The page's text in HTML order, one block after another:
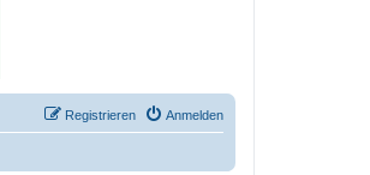
Anmelden
Registrieren